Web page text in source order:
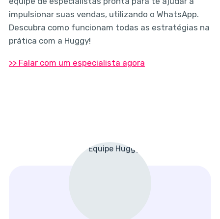
impulsionar suas vendas, utilizando o WhatsApp.
Descubra como funcionam todas as estratégias na
prática com a Huggy!
>> Falar com um especialista agora